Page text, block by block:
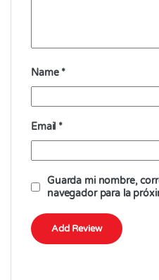
Name *
Email *
Guarda mi nombre,
navegador para la